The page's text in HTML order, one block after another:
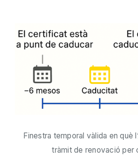
Finestra temporal vàlida en què
tràmit de renovació per